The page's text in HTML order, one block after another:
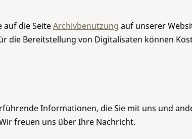
auf die SeiteArchivbenutzung auf unserer
Bereitstellung von Digitalisaten können
Informationen, die Sie mit uns und
freuen uns über Ihre Nachricht.